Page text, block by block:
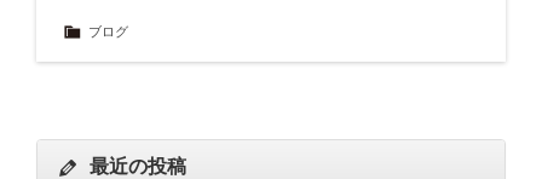
ブログ
最近の投稿